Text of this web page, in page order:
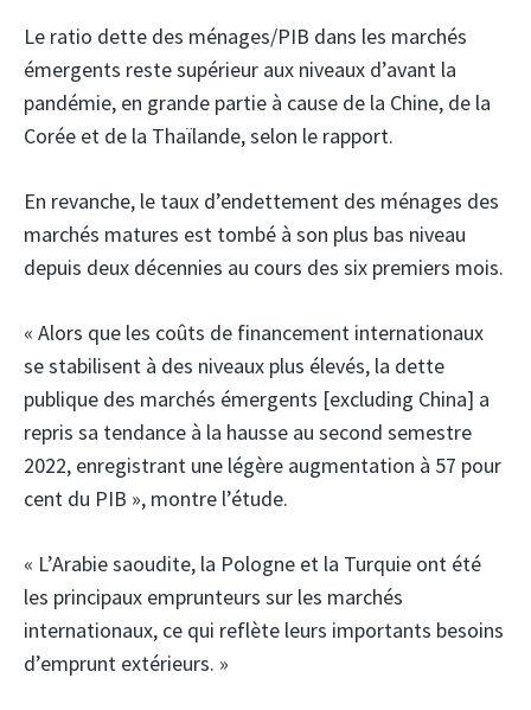
Le ratio dette des ménages/PIB dans les marchés
émergents reste supérieur aux niveaux d’avant la
pandémie, en grande partie à cause de la Chine, de la
Corée et de la Thaïlande, selon le rapport.
En revanche, le taux d’endettement des ménages des
marchés matures est tombé à son plus bas niveau
depuis deux décennies au cours des six premiers mois.
« Alors que les coûts de financement internationaux
se stabilisent à des niveaux plus élevés, la dette
publique des marchés émergents [excluding China] a
repris sa tendance à la hausse au second semestre
2022, enregistrant une légère augmentation à 57 pour
cent du PIB », montre l’étude.
« L’Arabie saoudite, la Pologne et la Turquie ont été
les principaux emprunteurs sur les marchés
internationaux, ce qui reflète leurs importants besoins
d’emprunt extérieurs. »